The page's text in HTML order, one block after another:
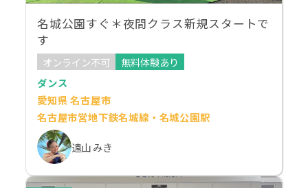
名城公園すぐ＊夜間クラス新規スタートで
す
オンライン不可
無料体験あり
ダンス
愛知県 名古屋市
名古屋市営地下鉄名城線・名城公園駅
遠山 みき